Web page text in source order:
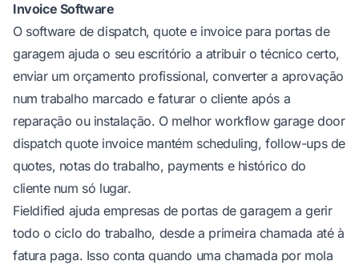
Invoice Software
O software de dispatch, quote e invoice para portas de
garagem ajuda o seu escritório a atribuir o técnico certo,
enviar um orçamento profissional, converter a aprovação
num trabalho marcado e faturar o cliente após a
reparação ou instalação. O melhor workflow garage door
dispatch quote invoice mantém scheduling, follow-ups de
quotes, notas do trabalho, payments e histórico do
cliente num só lugar.
Fieldified ajuda empresas de portas de garagem a gerir
todo o ciclo do trabalho, desde a primeira chamada até à
fatura paga. Isso conta quando uma chamada por mola